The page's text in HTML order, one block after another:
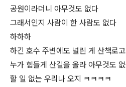
공원이라더니 아무것도 없다
그래서인지 사람이 한 사람도 없다
하하하
하긴 호수 주변에도 널린 게 산책로
누가 힘들게 산길을 올라 아무것도
할 일 없는 우리나 오지 ㅋㅋㅋㅋ